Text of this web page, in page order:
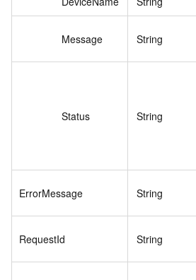
Message String
Status String
ErrorMessage String
RequestId String